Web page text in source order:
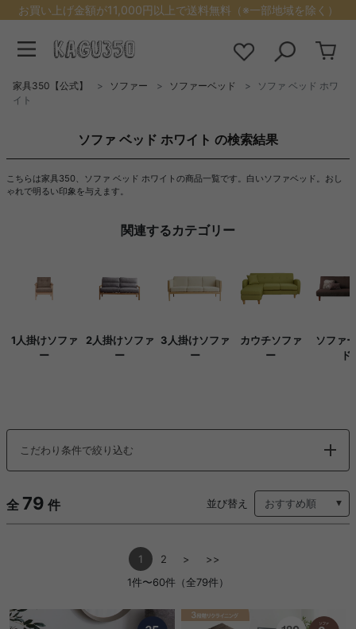
お買い上げ金額が11,000円以上で送料無料（※一部地域を除く）
家具350【公式】 ソファー ソファーベッド
ソファ ベッド ホワ
イト
ソファ ベッド ホワイト の検索結果
こちらは家具350、ソファ ベッド ホワイトの商品一覧です。白いソファベッド。おし
ゃれで明るい印象を与えます。
関連するカテゴリー
1人掛けソファ
ー
2人掛けソファ
ー
3人掛けソファ
ー
カウチソファ
ー
ソファ
ド
こだわり条件で絞り込む
全 79 件 並び替え
1 2 >
>>
1件〜60件（全79件）